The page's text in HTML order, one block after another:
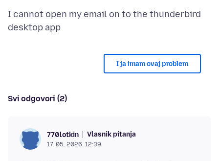
I cannot open my email on to the thunderbird
I ja imam ovaj problem
Svi odgovori (2)
770lotkin Vlasnik pitanja
17. 05. 2026. 12:39